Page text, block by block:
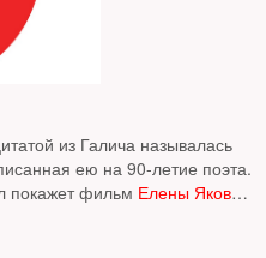
из Галича называлась
ею на 90-летие поэта.
покажет фильм Елены Якович